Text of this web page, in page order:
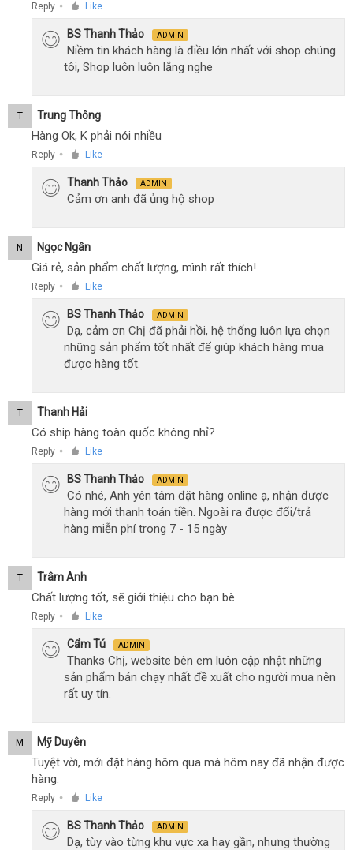
Reply ● Like
BS Thanh Thảo ADMIN
Niềm tin khách hàng là điều lớn nhất với shop chúng
tôi, Shop luôn luôn lắng nghe
T Trung Thông
Hàng Ok, K phải nói nhiều
Reply ● Like
Thanh Thảo ADMIN
Cảm ơn anh đã ủng hộ shop
N Ngọc Ngân
Giá rẻ, sản phẩm chất lượng, mình rất thích!
Reply ● Like
BS Thanh Thảo ADMIN
Dạ, cảm ơn Chị đã phải hồi, hệ thống luôn lựa chọn
những sản phẩm tốt nhất để giúp khách hàng mua
được hàng tốt.
T Thanh Hải
Có ship hàng toàn quốc không nhỉ?
Reply ● Like
BS Thanh Thảo ADMIN
Có nhé, Anh yên tâm đặt hàng online ạ, nhận được
hàng mới thanh toán tiền. Ngoài ra được đổi/trả
hàng miễn phí trong 7 - 15 ngày
T Trâm Anh
Chất lượng tốt, sẽ giới thiệu cho bạn bè.
Reply ● Like
Cẩm Tú ADMIN
Thanks Chị, website bên em luôn cập nhật những
sản phẩm bán chạy nhất đề xuất cho người mua nên
rất uy tín.
M Mỹ Duyên
Tuyệt vời, mới đặt hàng hôm qua mà hôm nay đã nhận được
hàng.
Reply ● Like
BS Thanh Thảo ADMIN
Dạ, tùy vào từng khu vực xa hay gần, nhưng thường